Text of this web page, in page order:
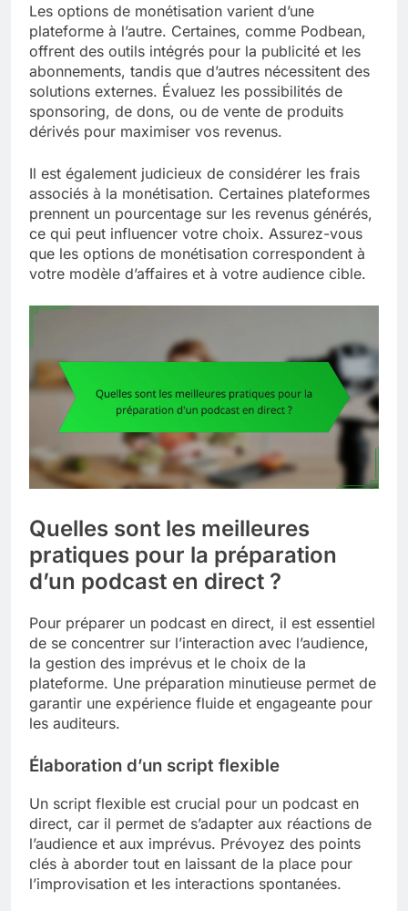
Les options de monétisation varient d’une
plateforme à l’autre. Certaines, comme Podbean,
offrent des outils intégrés pour la publicité et les
abonnements, tandis que d’autres nécessitent des
solutions externes. Évaluez les possibilités de
sponsoring, de dons, ou de vente de produits
dérivés pour maximiser vos revenus.
Il est également judicieux de considérer les frais
associés à la monétisation. Certaines plateformes
prennent un pourcentage sur les revenus générés,
ce qui peut influencer votre choix. Assurez-vous
que les options de monétisation correspondent à
votre modèle d’affaires et à votre audience cible.
Quelles sont les meilleures
pratiques pour la préparation
d’un podcast en direct ?
Pour préparer un podcast en direct, il est essentiel
de se concentrer sur l’interaction avec l’audience,
la gestion des imprévus et le choix de la
plateforme. Une préparation minutieuse permet de
garantir une expérience fluide et engageante pour
les auditeurs.
Élaboration d’un script flexible
Un script flexible est crucial pour un podcast en
direct, car il permet de s’adapter aux réactions de
l’audience et aux imprévus. Prévoyez des points
clés à aborder tout en laissant de la place pour
l’improvisation et les interactions spontanées.